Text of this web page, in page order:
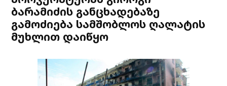
ბარამიძის განცხადებაზე
გამოძიება სამშობლოს ღალატის
მუხლით დაიწყო